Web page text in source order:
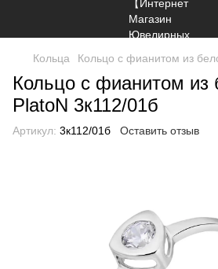
Кольца Кольцо с фианитом из
Кольцо с фианитом из
PlatoN 3к112/01б
Артикул: 3к112/01б Оставить отзыв